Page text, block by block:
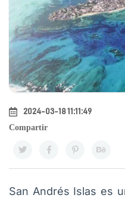
2024-03-18 11:11:49
Compartir
San Andrés Islas es